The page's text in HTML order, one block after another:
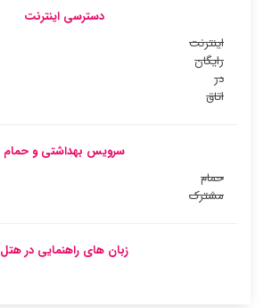
دسترسی اینترنت
اینترنت
رایگان
در
اتاق
سرویس بهداشتی و حمام
حمام
مشترک
زبان های راهنمایی در هتل